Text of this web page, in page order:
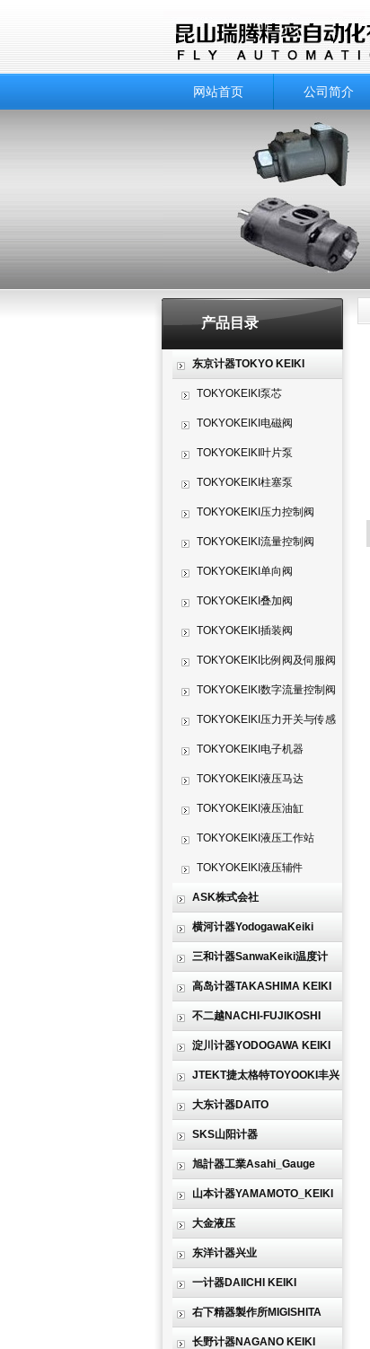
网站首页 公司简介
产品目录
东京计器TOKYO KEIKI
TOKYOKEIKI泵芯
TOKYOKEIKI电磁阀
TOKYOKEIKI叶片泵
TOKYOKEIKI柱塞泵
TOKYOKEIKI压力控制阀
TOKYOKEIKI流量控制阀
TOKYOKEIKI单向阀
TOKYOKEIKI叠加阀
TOKYOKEIKI插装阀
TOKYOKEIKI比例阀及伺服阀
TOKYOKEIKI数字流量控制阀
TOKYOKEIKI压力开关与传感
器 TOKYOKEIKI电子机器
TOKYOKEIKI液压马达
TOKYOKEIKI液压油缸
TOKYOKEIKI液压工作站
TOKYOKEIKI液压辅件
ASK株式会社
横河计器YodogawaKeiki
三和计器SanwaKeiki温度计
高岛计器TAKASHIMA KEIKI
不二越NACHI-FUJIKOSHI
淀川计器YODOGAWA KEIKI
JTEKT捷太格特TOYOOKI丰兴
大东计器DAITO
SKS山阳计器
旭計器工業Asahi_Gauge
山本计器YAMAMOTO_KEIKI
大金液压
东洋计器兴业
一计器DAIICHI KEIKI
右下精器製作所MIGISHITA
长野计器NAGANO KEIKI